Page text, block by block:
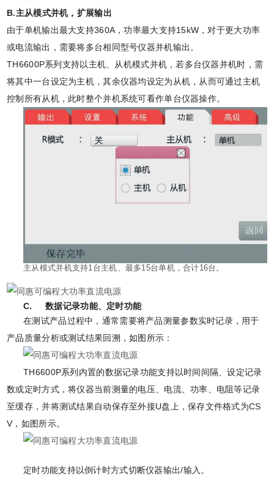
B.主从模式并机，扩展输出
由于单机输出最大支持360A，功率最大支持15kW，对于更大功率
或电流输出，需要将多台相同型号仪器并机输出。
TH6600P系列支持以主机、从机模式并机，若多台仪器并机时，需
将其中一台设定为主机，其余仪器均设定为从机，从而可通过主机
控制所有从机，此时整个并机系统可看作单台仪器操作。
主从模式并机支持1台主机、最多15台单机，合计16台。
C. 数据记录功能、定时功能
在测试产品过程中，通常需要将产品测量参数实时记录，用于
产品质量分析或测试结果回溯，如图所示：
TH6600P系列内置的数据记录功能支持以时间间隔、设定记录
数或定时方式，将仪器当前测量的电压、电流、功率、电阻等记录
至缓存，并将测试结果自动保存至外接U盘上，保存文件格式为CS
V，如图所示。
定时功能支持以倒计时方式切断仪器输出/输入。